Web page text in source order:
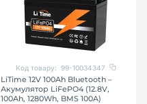
Код товару: 99-10034347
LiTime 12V 100Ah Bluetooth –
Акумулятор LiFePO4 (12.8V,
100Ah, 1280Wh, BMS 100A)